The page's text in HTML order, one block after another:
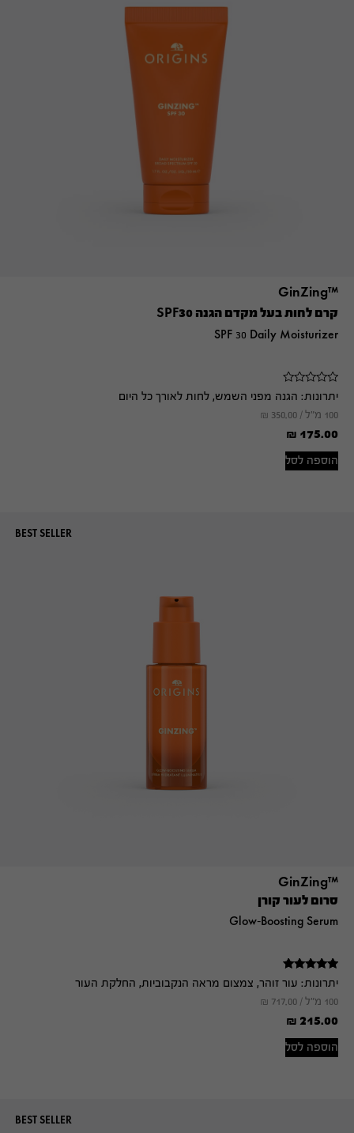
™GinZing
קרם לחות בעל מקדם הגנה SPF30
SPF 30 Daily Moisturizer
יתרונות: הגנה מפני השמש, לחות לאורך כל היום
100 מ"ל / ₪ 350.00
₪ 175.00
הוספה לסל
BEST SELLER
™GinZing
סרום לעור קורן
Glow-Boosting Serum
דורג
5.00
מתוך 5
יתרונות: עור זוהר, צמצום מראה הנקבוביות, החלקת העור
100 מ"ל / ₪ 717.00
₪ 215.00
הוספה לסל
BEST SELLER